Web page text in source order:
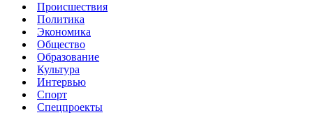
Происшествия
Политика
Экономика
Общество
Образование
Культура
Интервью
Спорт
Спецпроекты